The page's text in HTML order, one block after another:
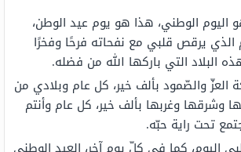
اليوم الوطني، هذا هو يوم عيد الوطن،
الذي يرقص قلبي مع نفحاته فرحًا وفخرًا
البلاد التي باركها الله من فضله.
العزّ والصّمود بألف خير، كل عام وبلادي من
وشرقها وغربها بألف خير، كل عام وأنتم
تحت راية حبّه.